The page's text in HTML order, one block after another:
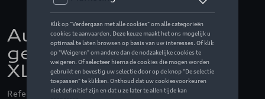
Audi F1 Engineers
gewatteerde jas, grijs -
XL
Referentie: ZZQ3132602405